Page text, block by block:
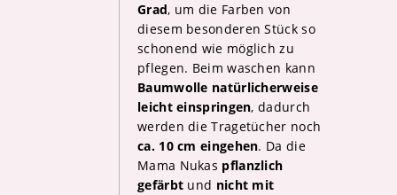
Grad, um die Farben von
diesem besonderen Stück so
schonend wie möglich zu
pflegen. Beim waschen kann
Baumwolle natürlicherweise
leicht einspringen, dadurch
werden die Tragetücher noch
ca. 10 cm eingehen. Da die
Mama Nukas pflanzlich
gefärbt und nicht mit